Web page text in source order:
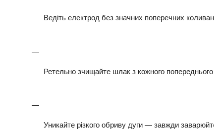
Ведіть електрод без значних поперечних
Ретельно зчищайте шлак з кожного попереднього
Уникайте різкого обриву дуги — завжди